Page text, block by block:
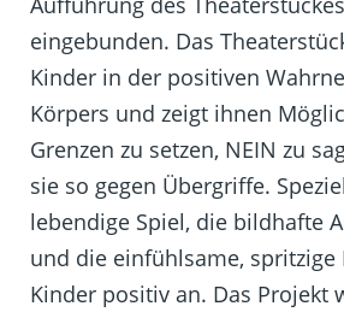
eingebunden. Das
Kinder in der positiven
Körpers und zeigt ihnen
Grenzen zu setzen, NEIN zu
sie so gegen Übergriffe.
lebendige Spiel, die bildhafte
und die einfühlsame, spritzige
Kinder positiv an. Das Projekt